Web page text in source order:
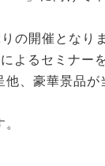
の開催となりま
よるセミナー
、豪華景品が